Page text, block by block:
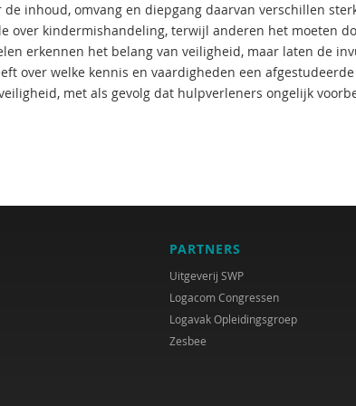
inhoud, omvang en diepgang daarvan verschillen
over kindermishandeling, terwijl anderen het moeten
erkennen het belang van veiligheid, maar laten de
over welke kennis en vaardigheden een
met als gevolg dat hulpverleners ongelijk
PARTNERS
Uitgeverij SWP
Logacom Congressen
Logavak Opleidingsgroep
Zesbee